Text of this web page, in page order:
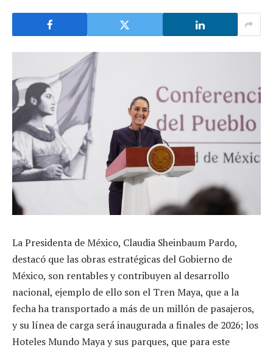
La Presidenta de México, Claudia Sheinbaum Pardo,
destacó que las obras estratégicas del Gobierno de
México, son rentables y contribuyen al desarrollo
nacional, ejemplo de ello son el Tren Maya, que a la
fecha ha transportado a más de un millón de pasajeros,
y su línea de carga será inaugurada a finales de 2026; los
Hoteles Mundo Maya y sus parques, que para este